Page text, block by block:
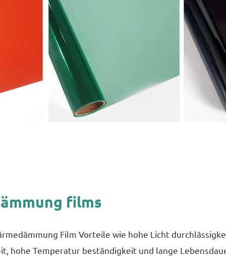
films
Film Vorteile wie hohe Licht
hohe Temperatur beständigkeit und lange